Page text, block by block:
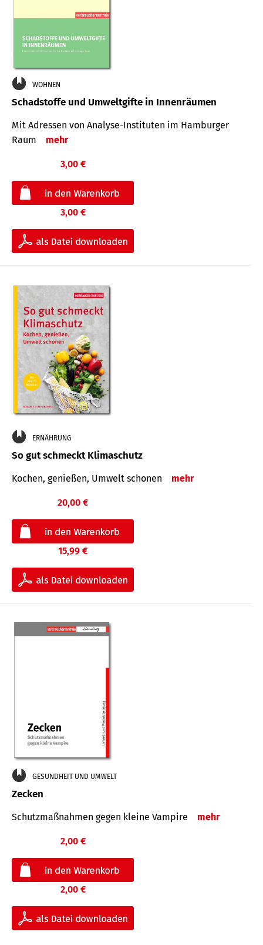
WOHNEN
Schadstoffe und Umweltgifte in Innenräumen
Mit Adressen von Analyse-Insti­tuten im Hamburger
Raum
mehr
3,00 €
3,00 €
ERNÄHRUNG
So gut schmeckt Klimaschutz
Kochen, genießen, Umwelt schonen mehr
20,00 €
15,99 €
GESUNDHEIT UND UMWELT
Zecken
Schutz­maß­nahmen gegen kleine Vampire mehr
2,00 €
2,00 €